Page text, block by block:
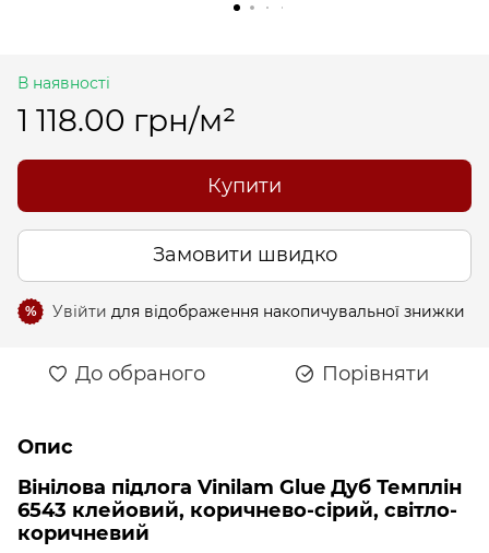
В наявності
1 118.00 грн/м²
Купити
Замовити швидко
% Увійти для відображення накопичувальної знижки
До обраного Порівняти
Опис
Вінілова підлога Vinilam Glue Дуб Темплін
6543 клейовий, коричнево-сірий, світло-
коричневий